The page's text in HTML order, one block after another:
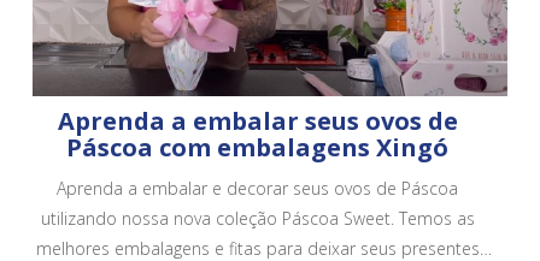
Aprenda a embalar seus ovos de
Páscoa com embalagens Xingó
Aprenda a embalar e decorar seus ovos de Páscoa
utilizando nossa nova coleção Páscoa Sweet. Temos as
melhores embalagens e fitas para deixar seus presentes